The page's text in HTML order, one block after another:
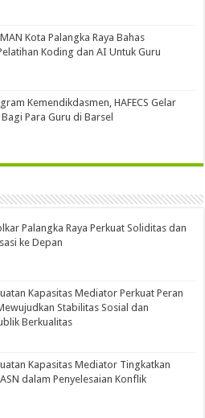
MAN Kota Palangka Raya Bahas
Koding dan AI Untuk Guru
Kemendikdasmen, HAFECS Gelar
Para Guru di Barsel
Palangka Raya Perkuat Soliditas dan
ke Depan
Kapasitas Mediator Perkuat Peran
Stabilitas Sosial dan
Berkualitas
Kapasitas Mediator Tingkatkan
dalam Penyelesaian Konflik